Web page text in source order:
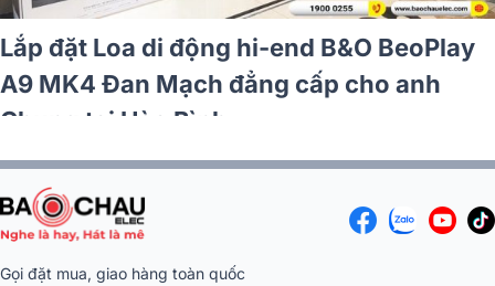
Lắp đặt Loa di động hi-end B&O BeoPlay
A9 MK4 Đan Mạch đẳng cấp cho anh
Chung tại Hòa Bình
Gọi đặt mua, giao hàng toàn quốc